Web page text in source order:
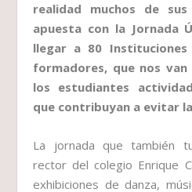
realidad muchos de
apuesta con la Jornada
llegar a 80 Instituciones
formadores, que nos
los estudiantes
que contribuyan a evitar
La jornada que también
rector del colegio Enrique
exhibiciones de danza,